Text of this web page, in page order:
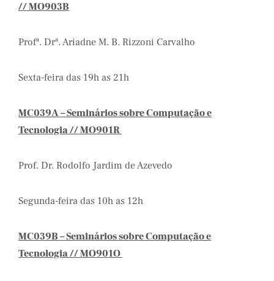
// MO903B
Profª. Drª. Ariadne M. B. Rizzoni Carvalho
Sexta-feira das 19h as 21h
MC039A – Seminários sobre Computação e
Tecnologia // MO901R
Prof. Dr. Rodolfo Jardim de Azevedo
Segunda-feira das 10h as 12h
MC039B – Seminários sobre Computação e
Tecnologia // MO901O